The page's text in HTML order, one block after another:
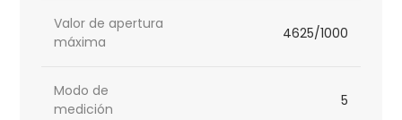
Valor de apertura
máxima
4625/1000
Modo de
medición
5